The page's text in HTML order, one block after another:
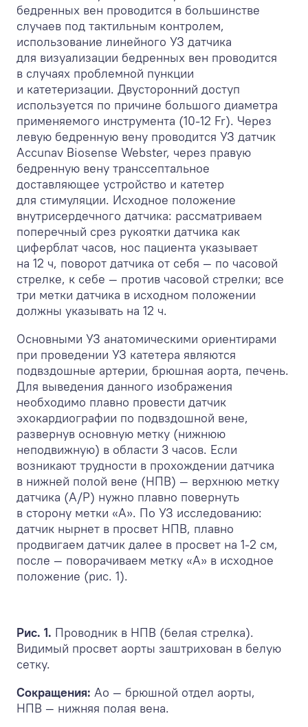
бедренных вен проводится в большинстве
случаев под тактильным контролем,
использование линейного УЗ датчика
для визуализации бедренных вен проводится
в случаях проблемной пункции
и катетеризации. Двусторонний доступ
используется по причине большого диаметра
применяемого инструмента (10-12 Fr). Через
левую бедренную вену проводится УЗ датчик
Accunav Biosense Webster, через правую
бедренную вену транссептальное
доставляющее устройство и катетер
для стимуляции. Исходное положение
внутрисердечного датчика: рассматриваем
поперечный срез рукоятки датчика как
циферблат часов, нос пациента указывает
на 12 ч, поворот датчика от себя — по часовой
стрелке, к себе — против часовой стрелки; все
три метки датчика в исходном положении
должны указывать на 12 ч.
Основными УЗ анатомическими ориентирами
при проведении УЗ катетера являются
подвздошные артерии, брюшная аорта, печень.
Для выведения данного изображения
необходимо плавно провести датчик
эхокардиографии по подвздошной вене,
развернув основную метку (нижнюю
неподвижную) в области 3 часов. Если
возникают трудности в прохождении датчика
в нижней полой вене (НПВ) — верхнюю метку
датчика (A/P) нужно плавно повернуть
в сторону метки «A». По УЗ исследованию:
датчик нырнет в просвет НПВ, плавно
продвигаем датчик далее в просвет на 1-2 см,
после — поворачиваем метку «А» в исходное
положение (рис. 1).
Рис. 1. Проводник в НПВ (белая стрелка).
Видимый просвет аорты заштрихован в белую
сетку.
Сокращения: Ао — брюшной отдел аорты,
НПВ — нижняя полая вена.